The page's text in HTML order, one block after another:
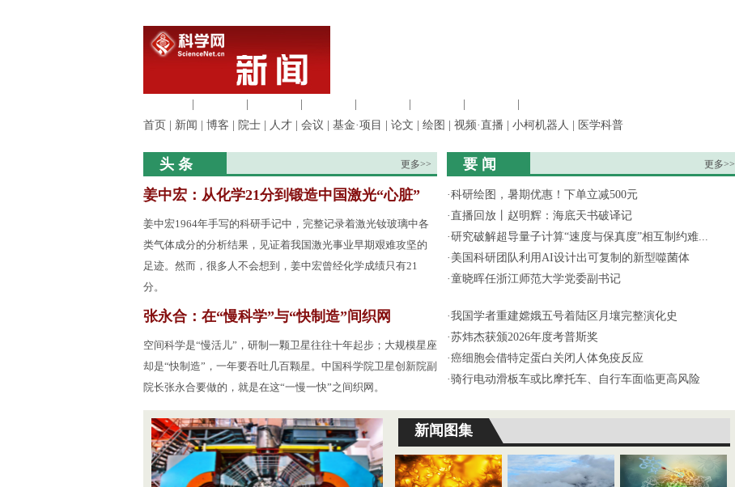
首页
新闻 博客 院士 人才 会议 基金·项目 论文 绘图 视频·直播 小柯机器人 医学科普
头 条 更多>>
姜中宏：从化学21分到锻造中国激光“心脏”
姜中宏1964年手写的科研手记中，完整记录着激光钕玻璃中各
类气体成分的分析结果，见证着我国激光事业早期艰难攻坚的
足迹。然而，很多人不会想到，姜中宏曾经化学成绩只有21
分。
张永合：在“慢科学”与“快制造”间织网
空间科学是“慢活儿”，研制一颗卫星往往十年起步；大规模星座
却是“快制造”，一年要吞吐几百颗星。中国科学院卫星创新院副
院长张永合要做的，就是在这“一慢一快”之间织网。
要 闻 更多>>
·科研绘图，暑期优惠！下单立减500元
·直播回放丨赵明辉：海底天书破译记
·研究破解超导量子计算“速度与保真度”相互制约难...
· 美国科研团队利用AI设计出可复制的新型噬菌体
·童晓晖任浙江师范大学党委副书记
·我国学者重建嫦娥五号着陆区月壤完整演化史
·苏炜杰获颁2026年度考普斯奖
·癌细胞会借特定蛋白关闭人体免疫反应
·骑行电动滑板车或比摩托车、自行车面临更高风险
新闻图集